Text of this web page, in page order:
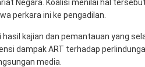
Negara. Koalisi menilai hal
perkara ini ke pengadilan.
kajian dan pemantauan yang
dampak ART terhadap
media.